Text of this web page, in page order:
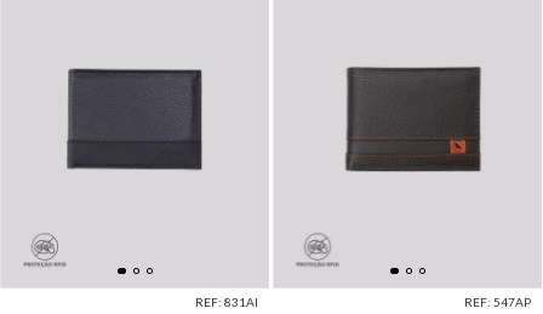
REF: 831AI REF: 547AP